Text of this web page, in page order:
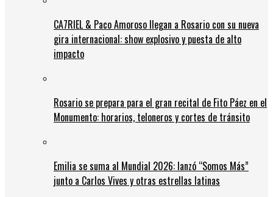
CA7RIEL & Paco Amoroso llegan a Rosario con su nueva
gira internacional: show explosivo y puesta de alto
impacto
Rosario se prepara para el gran recital de Fito Páez en el
Monumento: horarios, teloneros y cortes de tránsito
Emilia se suma al Mundial 2026: lanzó “Somos Más”
junto a Carlos Vives y otras estrellas latinas